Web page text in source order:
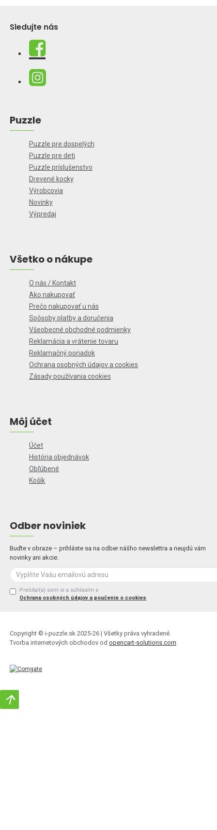
Sledujte nás
Puzzle
Puzzle pre dospelých
Puzzle pre deti
Puzzle príslušenstvo
Drevené kocky
Výrobcovia
Novinky
Výpredaj
Všetko o nákupe
O nás / Kontakt
Ako nakupovať
Prečo nakupovať u nás
Spôsoby platby a doručenia
Všeobecné obchodné podmienky
Reklamácia a vrátenie tovaru
Reklamačný poriadok
Ochrana osobných údajov a cookies
Zásady používania cookies
Môj účet
Účet
História objednávok
Obľúbené
Košík
Odber noviniek
Buďte v obraze – prihláste sa na odber nášho newslettra a neujdú vám
novinky ani akcie.
Prečítal(a) som si a súhlasím s
Ochrana osobných údajov a poučenie o cookies
Copyright © i-puzzle.sk 2025-26 | Všetky práva vyhradené.
Tvorba internetových obchodov od opencart-solutions.com